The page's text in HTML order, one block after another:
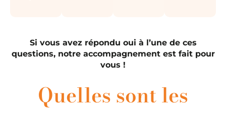
Si vous avez répondu oui à l’une de ces
questions, notre accompagnement est fait pour
vous !
Quelles sont les